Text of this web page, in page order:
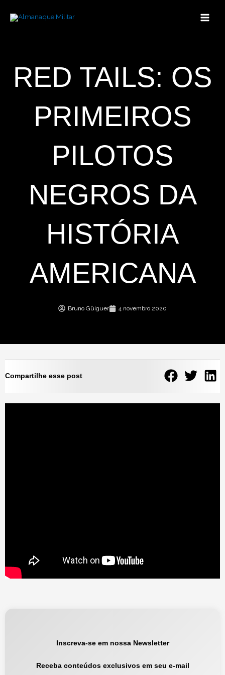
para
RED TAILS: OS
PRIMEIROS
PILOTOS
NEGROS DA
HISTÓRIA
AMERICANA
Bruno Güiguer 4 novembro 2020
Compartilhe esse post
Inscreva-se em nossa Newsletter
Receba conteúdos exclusivos em seu e-mail